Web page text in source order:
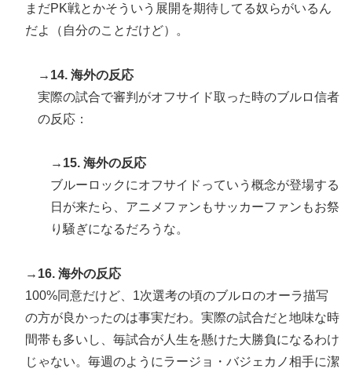
まだPK戦とかそういう展開を期待してる奴らがいるん
だよ（自分のことだけど）。
→14. 海外の反応
実際の試合で審判がオフサイド取った時のブルロ信者
の反応：
→15. 海外の反応
ブルーロックにオフサイドっていう概念が登場する
日が来たら、アニメファンもサッカーファンもお祭
り騒ぎになるだろうな。
→16. 海外の反応
100%同意だけど、1次選考の頃のブルロのオーラ描写
の方が良かったのは事実だわ。実際の試合だと地味な時
間帯も多いし、毎試合が人生を懸けた大勝負になるわけ
じゃない。毎週のようにラージョ・バジェカノ相手に潔